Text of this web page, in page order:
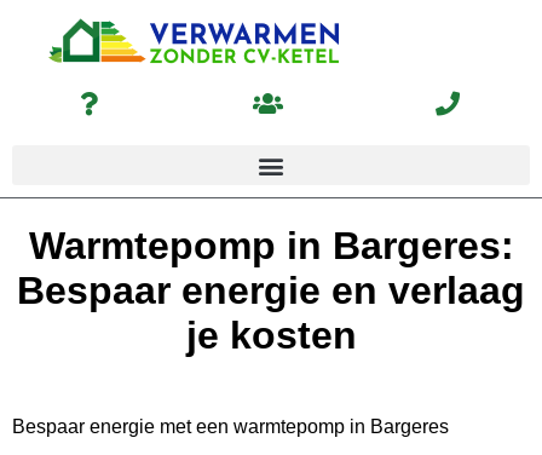
Warmtepomp in Bargeres:
Bespaar energie en verlaag
je kosten
Bespaar energie met een warmtepomp in Bargeres